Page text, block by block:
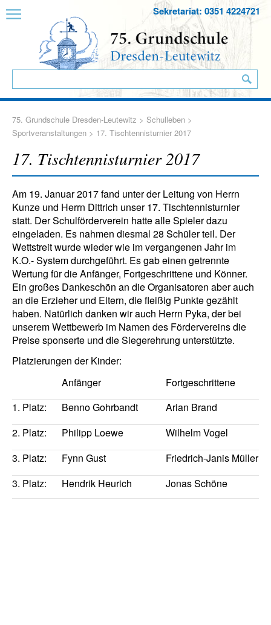
Sekretariat: 0351 4224721
75. Grundschule Dresden-Leutewitz > Schulleben >
Sportveranstaltungen > 17. Tischtennisturnier 2017
17. Tischtennisturnier 2017
Am 19. Januar 2017 fand unter der Leitung von Herrn
Kunze und Herrn Dittrich unser 17. Tischtennisturnier
statt. Der Schulförderverein hatte alle Spieler dazu
eingeladen. Es nahmen diesmal 28 Schüler teil. Der
Wettstreit wurde wieder wie im vergangenen Jahr im
K.O.- System durchgeführt. Es gab einen getrennte
Wertung für die Anfänger, Fortgeschrittene und Könner.
Ein großes Dankeschön an die Organisatoren aber auch
an die Erzieher und Eltern, die fleißig Punkte gezählt
haben. Natürlich danken wir auch Herrn Pyka, der bei
unserem Wettbewerb im Namen des Fördervereins die
Preise sponserte und die Siegerehrung unterstützte.
Platzierungen der Kinder:
Anfänger
Fortgeschrittene
1. Platz:
Benno Gohrbandt
Arian Brand
2. Platz:
Philipp Loewe
Wilhelm Vogel
3. Platz:
Fynn Gust
Friedrich-Janis Müller
3. Platz:
Hendrik Heurich Jonas Schöne